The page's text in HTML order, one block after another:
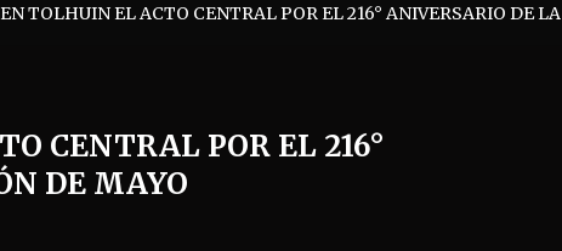
TOLHUIN EL ACTO CENTRAL POR EL 216° ANIVERSARIO DE
CENTRAL POR EL 216°
DE MAYO